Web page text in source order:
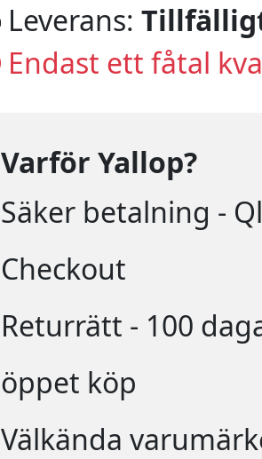
Leverans:
Endast ett fåtal
Varför Yallop?
Säker betalning -
Checkout
Returrätt - 100
öppet köp
Välkända